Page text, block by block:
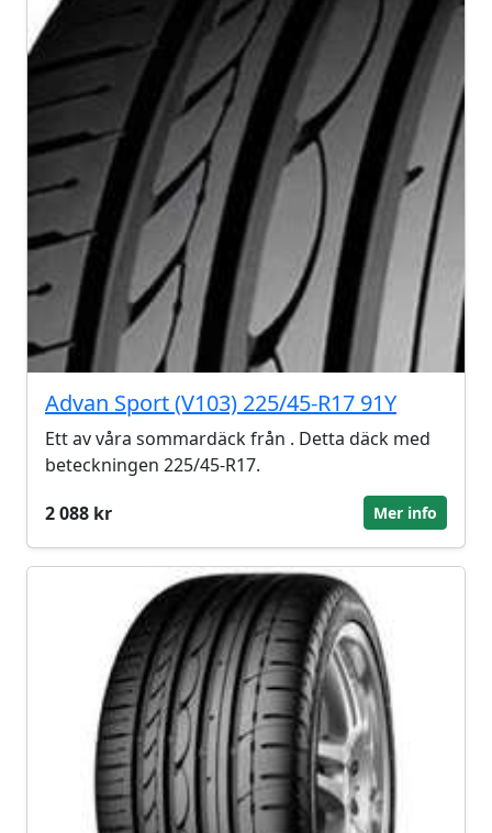
Advan Sport (V103) 225/45-R17 91Y
Ett av våra sommardäck från . Detta däck med
beteckningen 225/45-R17.
2 088 kr
Mer info